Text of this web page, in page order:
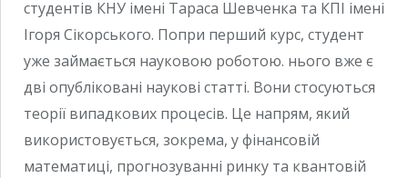
студентів КНУ імені Тараса Шевченка та КПІ імені
Ігоря Сікорського. Попри перший курс, студент
уже займається науковою роботою. нього вже є
дві опубліковані наукові статті. Вони стосуються
теорії випадкових процесів. Це напрям, який
використовується, зокрема, у фінансовій
математиці, прогнозуванні ринку та квантовій